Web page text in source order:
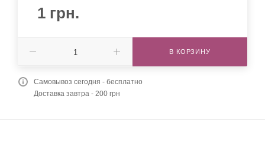
1 грн.
В КОРЗИНУ
Самовывоз сегодня - бесплатно
Доставка завтра - 200 грн